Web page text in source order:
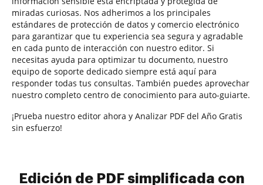
miradas curiosas. Nos adherimos a los principales
estándares de protección de datos y comercio electrónico
para garantizar que tu experiencia sea segura y agradable
en cada punto de interacción con nuestro editor. Si
necesitas ayuda para optimizar tu documento, nuestro
equipo de soporte dedicado siempre está aquí para
responder todas tus consultas. También puedes aprovechar
nuestro completo centro de conocimiento para auto-guiarte.
¡Prueba nuestro editor ahora y Analizar PDF del Año Gratis
sin esfuerzo!
Edición de PDF simplificada con